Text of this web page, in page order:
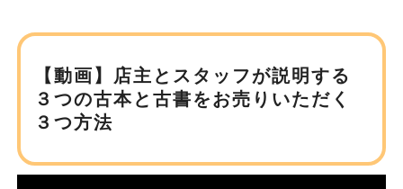
【動画】店主とスタッフが説明する
３つの古本と古書をお売りいただく
３つ方法